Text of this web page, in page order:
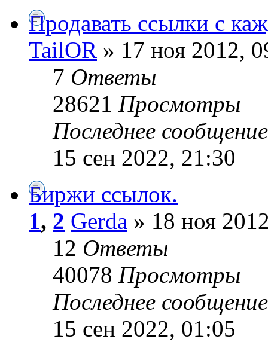
Продавать ссылки с
TailOR » 17 ноя 2012,
7 Ответы
28621 Просмотры
Последнее
15 сен 2022, 21:30
Биржи ссылок.
1, 2 Gerda » 18 ноя
12 Ответы
40078 Просмотры
Последнее
15 сен 2022, 01:05